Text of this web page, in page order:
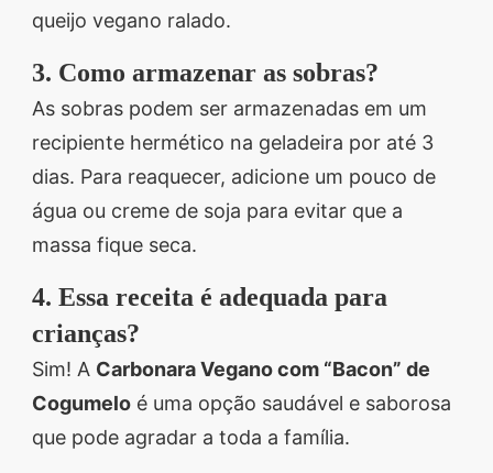
queijo vegano ralado.
3. Como armazenar as sobras?
As sobras podem ser armazenadas em um
recipiente hermético na geladeira por até 3
dias. Para reaquecer, adicione um pouco de
água ou creme de soja para evitar que a
massa fique seca.
4. Essa receita é adequada para
crianças?
Sim! A Carbonara Vegano com “Bacon” de
Cogumelo é uma opção saudável e saborosa
que pode agradar a toda a família.